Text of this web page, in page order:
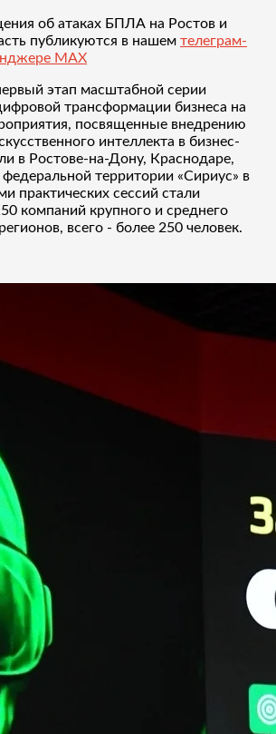
об атаках БПЛА на Ростов и
публикуются в нашем телеграм-
MAX
этап масштабной серии
трансформации бизнеса на
посвященные внедрению
интеллекта в бизнес-
в Ростове-на-Дону, Краснодаре,
территории «Сириус» в
практических сессий стали
компаний крупного и среднего
всего - более 250 человек.